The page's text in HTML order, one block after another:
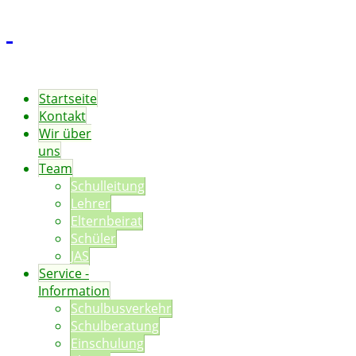
Startseite
Kontakt
Wir über
uns
Team
Schulleitung
Lehrer
Elternbeirat
Schüler
JAS
Service -
Information
Schulbusverkehr
Schulberatung
Einschulung